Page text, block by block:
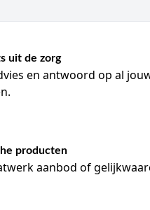
uit de zorg
en antwoord op al
producten
aanbod of